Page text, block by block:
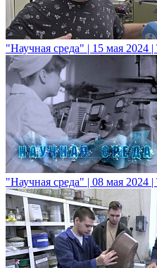
"Научная среда" | 15 мая 2024
"Научная среда" | 08 мая 2024